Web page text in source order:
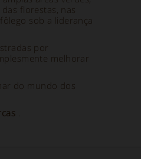
das florestas, nas
sob a liderança
por
melhorar
do mundo dos
.